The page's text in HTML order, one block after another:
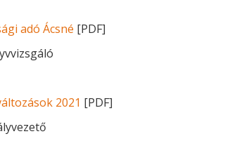
adó Ácsné [PDF]
2021 [PDF]